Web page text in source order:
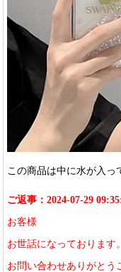
この商品は中に水が入っ
ご返事：2024-07-29
お客様
お世話になっております。
お問い合わせありがとう